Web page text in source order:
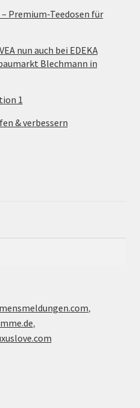
Premium-Teedosen für
nun auch bei EDEKA
Blechmann in
1
& verbessern
,
,